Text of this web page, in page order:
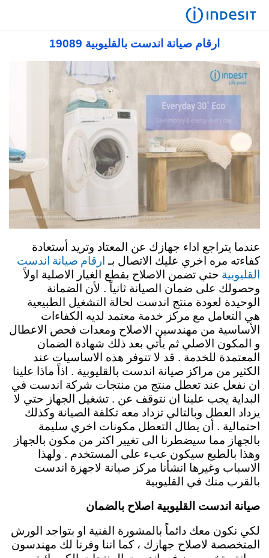
ارقام صيانة اندست بالقليوبية 19089
عندما يتراجع اداء جهازك عن المعتاد وتريد أستعادة
كفاءته مره اخري عليك الاتصال بـ ارقام صيانة اندست
القليوبية حتي تضمن الاصلاح بقطع الغيار الاصلية اولاً
وحصولك على ضمان الصيانة ثانياً . لأن الضمانة
الوحيدة لعودة منتج اندست لحالة التشغيل الطبيعية
هي التعامل مع مركز خدمة معتمد لديه الكفاءات
الأساسية من مهندسين الاصلاح ومعدات فحص الاعطال
و المكون الاصلي ثم يأتي بعد ذلك شهادة الضمان
المعتمدة للخدمة . قد لا تتوفر هذه الاساسيات عند
الكثير من مراكز صيانة اندست بالقليوبية . اذاً ماذا علينا
ان نفعل عند تعطل منتج من منتجات شركة اندست في
البداية يجب علينا ان نتوقف عن . تشغيل الجهاز حتي لا
يزداد العطل وبالتالي تزداد معه تكلفة الصيانة وكذلك
احتمالية . أن يطال التعطل مكونات اخري سليمة
بالجهاز مما سيضطرنا الى تغيير اكثر من مكون بالجهاز
وهذا بالطبع سيكون عبء على المستخدم . ولهذا
الاسباب وغيرها انشأنا مركز صيانة لاجهزة اندست
بالقرب منك في القليوبية
صيانة اندست القليوبية اصلاح بالضمان
لكي نكون معك دائماً بالمشورة الفنية او بتواجد الورش
المتخصصة لاصلاح جهازك ، كما اننا وفرنا لك مهندسون
اندست توكيل معتمد